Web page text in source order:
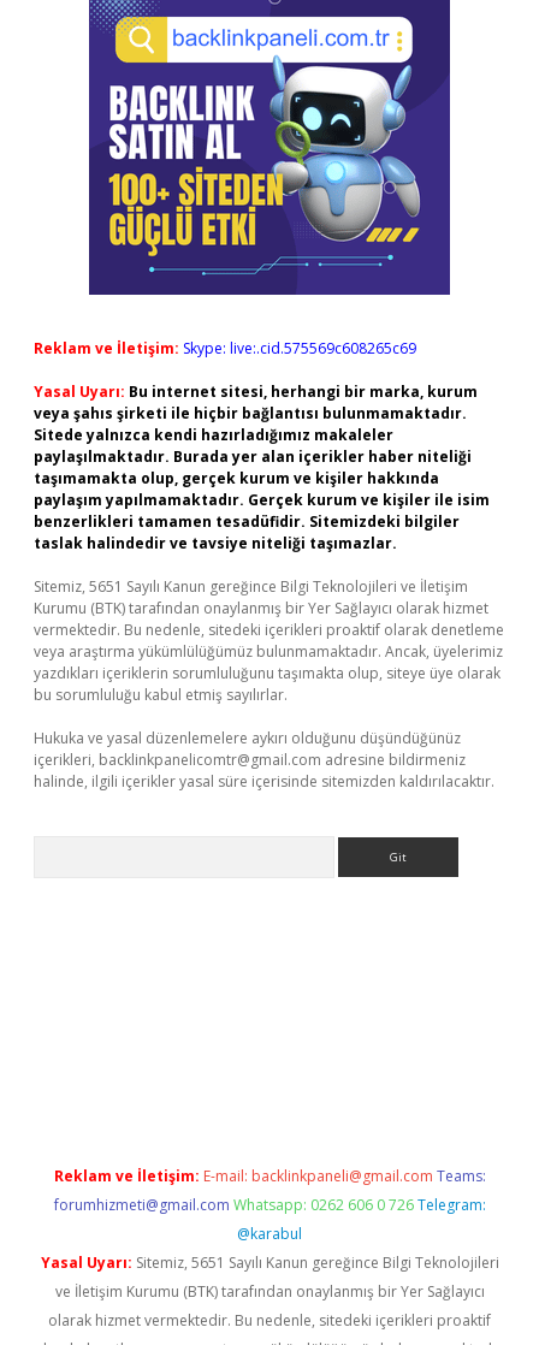
Reklam ve İletişim: Skype: live:.cid.575569c608265c69
Yasal Uyarı: Bu internet sitesi, herhangi bir marka, kurum
veya şahıs şirketi ile hiçbir bağlantısı bulunmamaktadır.
Sitede yalnızca kendi hazırladığımız makaleler
paylaşılmaktadır. Burada yer alan içerikler haber niteliği
taşımamakta olup, gerçek kurum ve kişiler hakkında
paylaşım yapılmamaktadır. Gerçek kurum ve kişiler ile isim
benzerlikleri tamamen tesadüfidir. Sitemizdeki bilgiler
taslak halindedir ve tavsiye niteliği taşımazlar.
Sitemiz, 5651 Sayılı Kanun gereğince Bilgi Teknolojileri ve İletişim
Kurumu (BTK) tarafından onaylanmış bir Yer Sağlayıcı olarak hizmet
vermektedir. Bu nedenle, sitedeki içerikleri proaktif olarak denetleme
veya araştırma yükümlülüğümüz bulunmamaktadır. Ancak, üyelerimiz
yazdıkları içeriklerin sorumluluğunu taşımakta olup, siteye üye olarak
bu sorumluluğu kabul etmiş sayılırlar.
Hukuka ve yasal düzenlemelere aykırı olduğunu düşündüğünüz
içerikleri, backlinkpanelicomtr@gmail.com adresine bildirmeniz
halinde, ilgili içerikler yasal süre içerisinde sitemizden kaldırılacaktır.
Reklam ve İletişim: E-mail: backlinkpaneli@gmail.com Teams:
forumhizmeti@gmail.com Whatsapp: 0262 606 0 726 Telegram:
@karabul
Yasal Uyarı: Sitemiz, 5651 Sayılı Kanun gereğince Bilgi Teknolojileri
ve İletişim Kurumu (BTK) tarafından onaylanmış bir Yer Sağlayıcı
olarak hizmet vermektedir. Bu nedenle, sitedeki içerikleri proaktif